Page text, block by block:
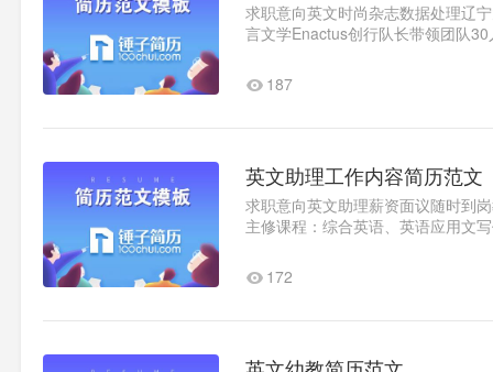
求职意向英文时尚杂志数据处理辽
言文学Enactus创行队长带领团队
187
英文助理工作内容简历范文
求职意向英文助理薪资面议随时到
主修课程：综合英语、英语应用文
172